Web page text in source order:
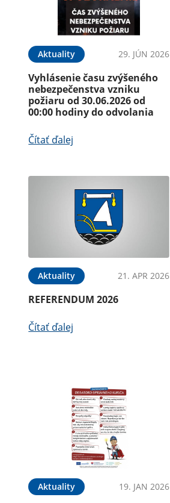
Aktuality 29. JÚN 2026
Vyhlásenie času zvýšeného
nebezpečenstva vzniku
požiaru od 30.06.2026 od
00:00 hodiny do odvolania
Čítať ďalej
Aktuality 21. APR 2026
REFERENDUM 2026
Čítať ďalej
Aktuality 19. JAN 2026